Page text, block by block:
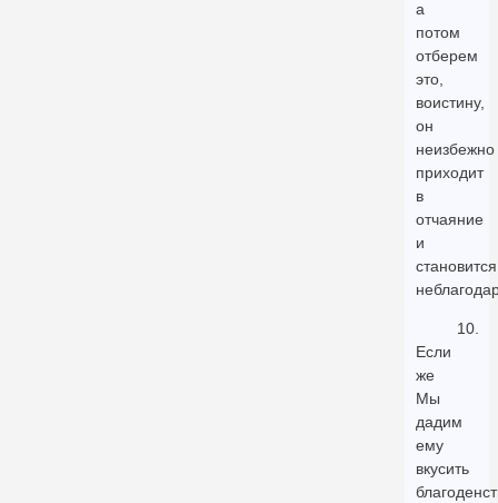
а
потом
отберем
это,
воистину,
он
неизбежно
приходит
в
отчаяние
и
становится
10.
Если
же
Мы
дадим
ему
вкусить